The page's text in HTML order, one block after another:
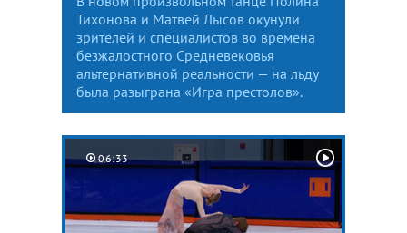
Тихонова и Матвей Лысов окунули
зрителей и специалистов во времена
безжалостного Средневековья
альтернативной реальности — на льду
была разыграна «Игра престолов».
06:33